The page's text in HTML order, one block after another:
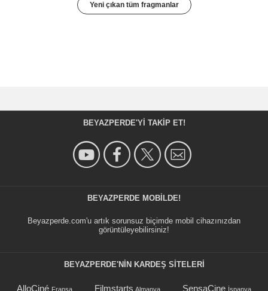
Yeni çıkan tüm fragmanlar
BEYAZPERDE'YI TAKIP ET!
BEYAZPERDE MOBILDE!
Beyazperde.com'u artık sorunsuz biçimde mobil cihazınızdan
görüntüleyebilirsiniz!
BEYAZPERDE'NIN KARDEŞ SİTELERİ
AlloCiné Fransa Filmstarts Almanya SensaCine İspanya